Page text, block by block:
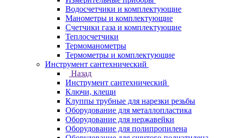
Водосчетчики и комплектующие
Манометры и комплектующие
Счетчики газа и комплектующие
Теплосчетчики
Термоманометры
Термометры и комплектующие
Инструмент сантехнический
Назад
Инструмент сантехнический
Ключи, клещи
Клуппы трубные для нарезки резьбы
Оборудование для металлопластика
Оборудование для нержавейки
Оборудование для полипропилена